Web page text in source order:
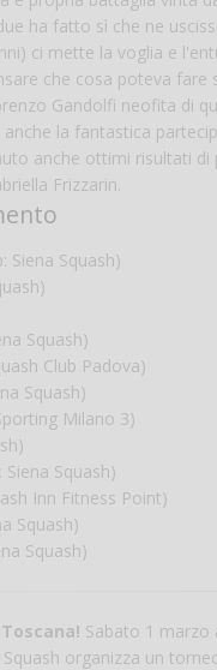
ha fatto sì che ne
ci mette la voglia e
che cosa poteva
Gandolfi neofita di
la fantastica
anche ottimi risultati
Frizzarin.
Siena Squash)
Squash)
Club Padova)
Squash)
Milano 3)
Siena Squash)
Inn Fitness Point)
Squash)
Squash)
Sabato 1 marzo
Squash organizza un